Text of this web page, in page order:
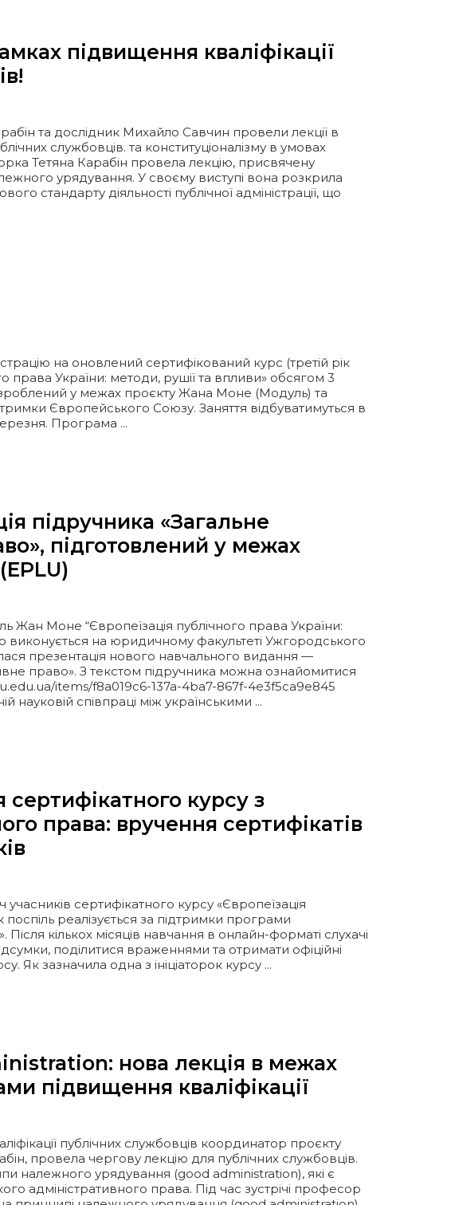
підвищення кваліфікації
та дослідник Михайло Савчин провели лекції в
службовців. та конституціоналізму в умовах
Тетяна Карабін провела лекцію, присвячену
урядування. У своєму виступі вона розкрила
стандарту діяльності публічної адміністрації, що
на оновлений сертифікований курс (третій рік
права України: методи, рушії та впливи» обсягом 3
у межах проєкту Жана Моне (Модуль) та
Європейського Союзу. Заняття відбуватимуться в
Програма ...
підручника «Загальне
підготовлений у межах
Жан Моне “Європеїзація публічного права України:
виконується на юридичному факультеті Ужгородського
презентація нового навчального видання —
право». З текстом підручника можна ознайомитися
items/f8a019c6-137a-4ba7-867f-4e3f5ca9e845
науковій співпраці між українськими ...
курсу з
права: вручення сертифікатів
учасників сертифікатного курсу «Європеїзація
реалізується за підтримки програми
кількох місяців навчання в онлайн-форматі слухачі
поділитися враженнями та отримати офіційні
Як зазначила одна з ініціаторок курсу ...
нова лекція в межах
підвищення кваліфікації
публічних службовців координатор проєкту
провела чергову лекцію для публічних службовців.
належного урядування (good administration), які є
адміністративного права. Під час зустрічі професор